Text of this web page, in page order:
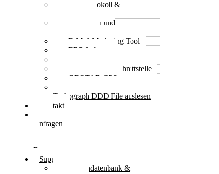
Lenkprotokoll &
Fahrtenbuch
Dienstplan und
Zeiterfassung
E-Mail Marketing Tool
ERP Software
Schnittstellen
Webfleet GPS Schnittstelle
GEOTAB GPS
Tachograph DDD File auslesen
Kontakt
Anfragen
Beratung
Support
Wissendatenbank &